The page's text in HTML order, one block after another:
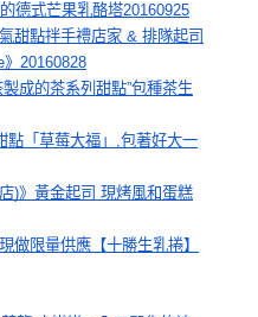
德式芒果乳酪塔20160925
甜點拌手禮店家 & 排隊起司
20160828
成的茶系列甜點”包種茶生
點「草莓大福」,包著好大一
)》黃金起司 現烤風和蛋糕
做限量供應【十勝生乳捲】